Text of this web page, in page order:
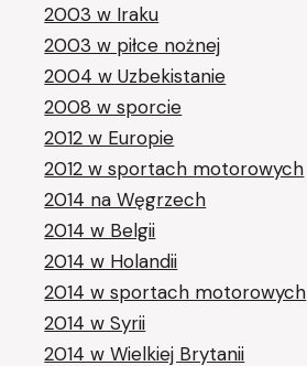
2003 w Iraku
2003 w piłce nożnej
2004 w Uzbekistanie
2008 w sporcie
2012 w Europie
2012 w sportach motorowych
2014 na Węgrzech
2014 w Belgii
2014 w Holandii
2014 w sportach motorowych
2014 w Syrii
2014 w Wielkiej Brytanii